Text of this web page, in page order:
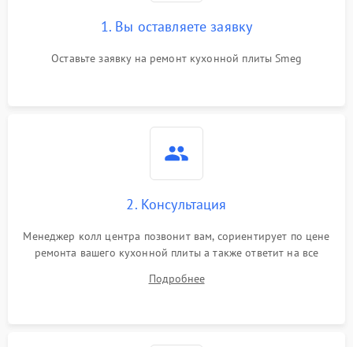
1. Вы оставляете заявку
Оставьте заявку на ремонт кухонной плиты Smeg
2. Консультация
Менеджер колл центра позвонит вам, сориентирует по цене
ремонта вашего кухонной плиты а также ответит на все
Подробнее